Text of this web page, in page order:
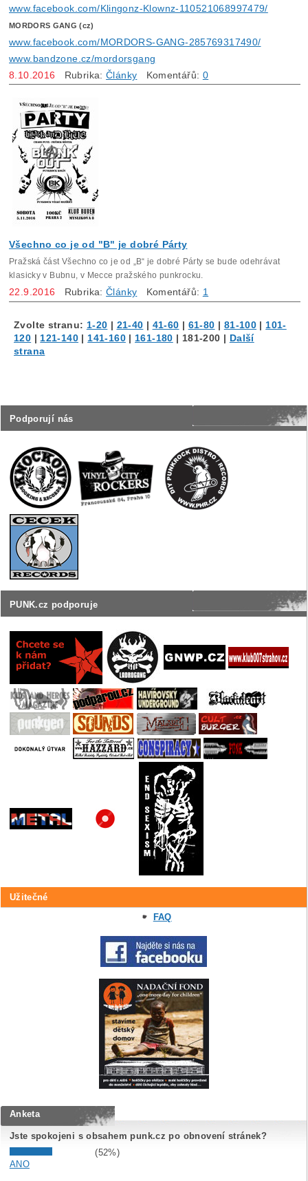
Podporují nás
PUNK.cz podporuje
Užitečné
FAQ
www.facebook.com/Klingonz-Klownz-110521068997479/
MORDORS GANG (cz)
www.facebook.com/MORDORS-GANG-285769317490/
www.bandzone.cz/mordorsgang
8.10.2016 Rubrika:Články Komentářů: 0
Všechno co je od "B" je dobré Párty
Pražská část Všechno co je od „B“ je dobré Párty se bude odehrávat
klasicky v Bubnu, v Mecce pražského punkrocku.
22.9.2016 Rubrika:Články Komentářů: 1
Zvolte stranu: 1-20 | 21-40 | 41-60 | 61-80 | 81-100 | 101-
120 | 121-140 | 141-160| 161-180 | 181-200 | Další
strana
Anketa
Jste spokojeni s obsahem punk.cz po obnovení stránek?
(52%)
ANO